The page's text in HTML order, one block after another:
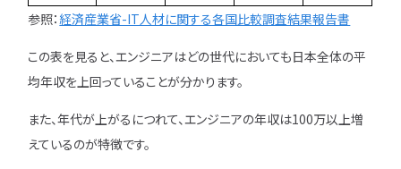
参照：経済産業省-IT人材に関する各国比較調査結果報告書
この表を見ると、エンジニアはどの世代においても日本全体の平
均年収を上回っていることが分かります。
また、年代が上がるにつれて、エンジニアの年収は100万以上増
えているのが特徴です。